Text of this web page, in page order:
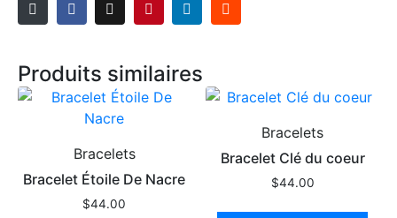
Produits similaires
Bracelets
Bracelet Étoile De Nacre
$44.00
Bracelets
Bracelet Clé du coeur
$44.00